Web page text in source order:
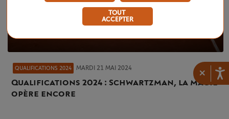
×
QUALIFICATIONS 2024 MARDI 21 MAI 2024
Qualifications 2024 : Schwartzman, la magie
opère encore
TOUT
ACCEPTER